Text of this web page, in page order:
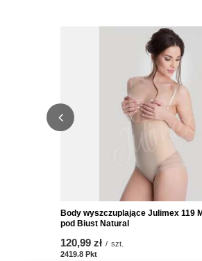
Body wyszczuplające Julimex 119
pod Biust Natural
120,99 zł / szt.
2419.8 Pkt